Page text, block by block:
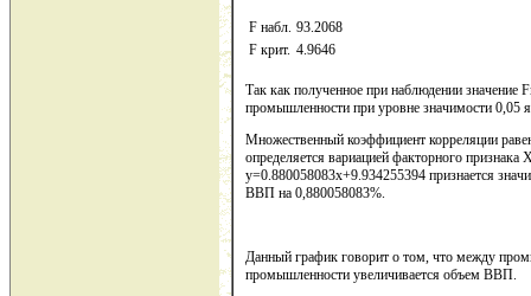
F набл. 93.2068
F крит. 4.9646
Так как полученное при наблюдении значение
промышленности при уровне значимости 0,05
Множественный коэффициент корреляции
определяется вариацией факторного
у=0.880058083х+9.934255394 признается
ВВП на 0,880058083%.
Данный график говорит о том, что между
промышленности увеличивается объем ВВП.